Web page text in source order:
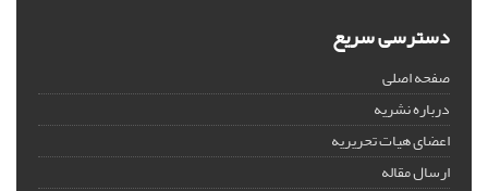
دسترسی سریع
صفحه اصلی
درباره نشریه
اعضای هیات تحریریه
ارسال مقاله